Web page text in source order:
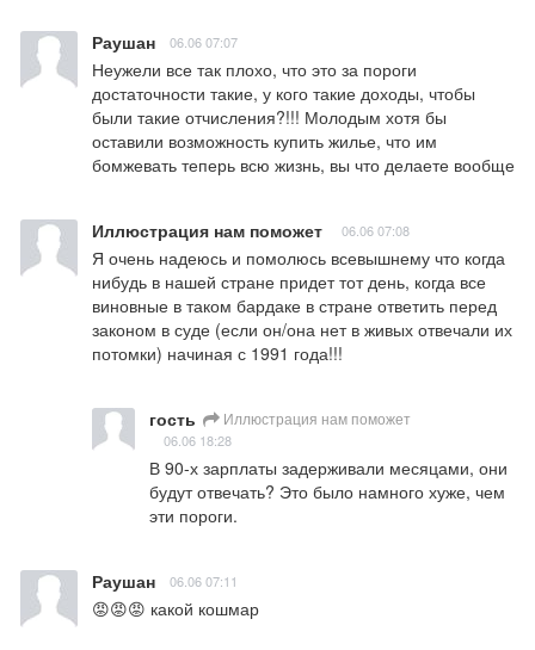
Раушан 06.06 07:07
Неужели все так плохо, что это за пороги
достаточности такие, у кого такие доходы, чтобы
были такие отчисления?!!! Молодым хотя бы
оставили возможность купить жилье, что им
бомжевать теперь всю жизнь, вы что делаете вообще
Иллюстрация нам поможет 06.06 07:08
Я очень надеюсь и помолюсь всевышнему что когда
нибудь в нашей стране придет тот день, когда все
виновные в таком бардаке в стране ответить перед
законом в суде (если он/она нет в живых отвечали их
потомки) начиная с 1991 года!!!
гость Иллюстрация нам поможет
06.06 18:28
В 90-х зарплаты задерживали месяцами, они
будут отвечать? Это было намного хуже, чем
эти пороги.
Раушан 06.06 07:11
😡😡😡 какой кошмар